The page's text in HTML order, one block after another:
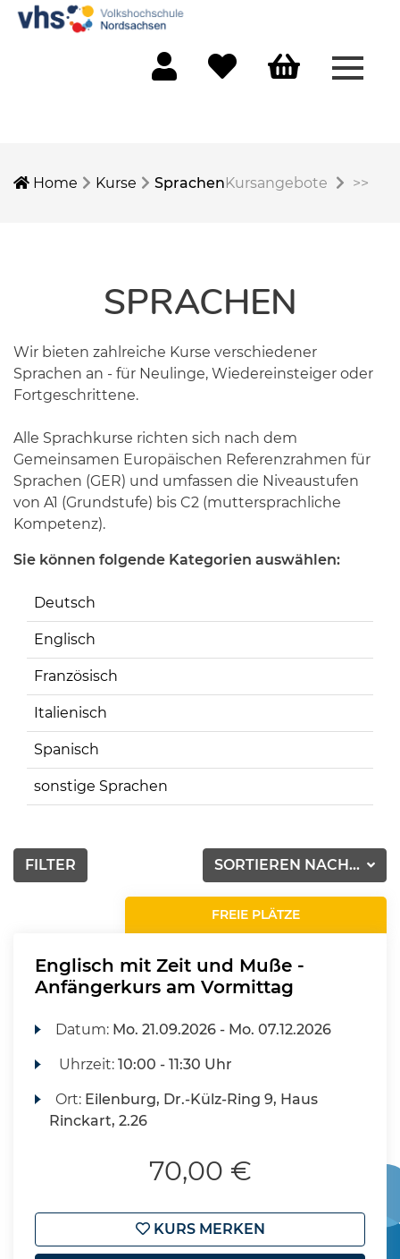
Home Kurse SprachenKursangebote >>
SPRACHEN
Wir bieten zahlreiche Kurse verschiedener
Sprachen an - für Neulinge, Wiedereinsteiger oder
Fortgeschrittene.
Alle Sprachkurse richten sich nach dem
Gemeinsamen Europäischen Referenzrahmen für
Sprachen (GER) und umfassen die Niveaustufen
von A1 (Grundstufe) bis C2 (muttersprachliche
Kompetenz).
Sie können folgende Kategorien auswählen:
Deutsch
Englisch
Französisch
Italienisch
Spanisch
sonstige Sprachen
SORTIEREN NACH...
FILTER
FREIE PLÄTZE
Englisch mit Zeit und Muße -
Anfängerkurs am Vormittag
Datum: Mo. 21.09.2026 - Mo. 07.12.2026
Uhrzeit:10:00 - 11:30 Uhr
Ort: Eilenburg, Dr.-Külz-Ring 9, Haus
Rinckart, 2.26
70,00 €
KURS MERKEN